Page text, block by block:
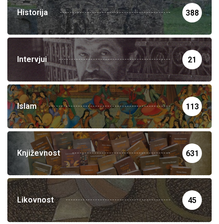
Historija 388
Intervjui 21
Islam 113
Književnost 631
Likovnost 45